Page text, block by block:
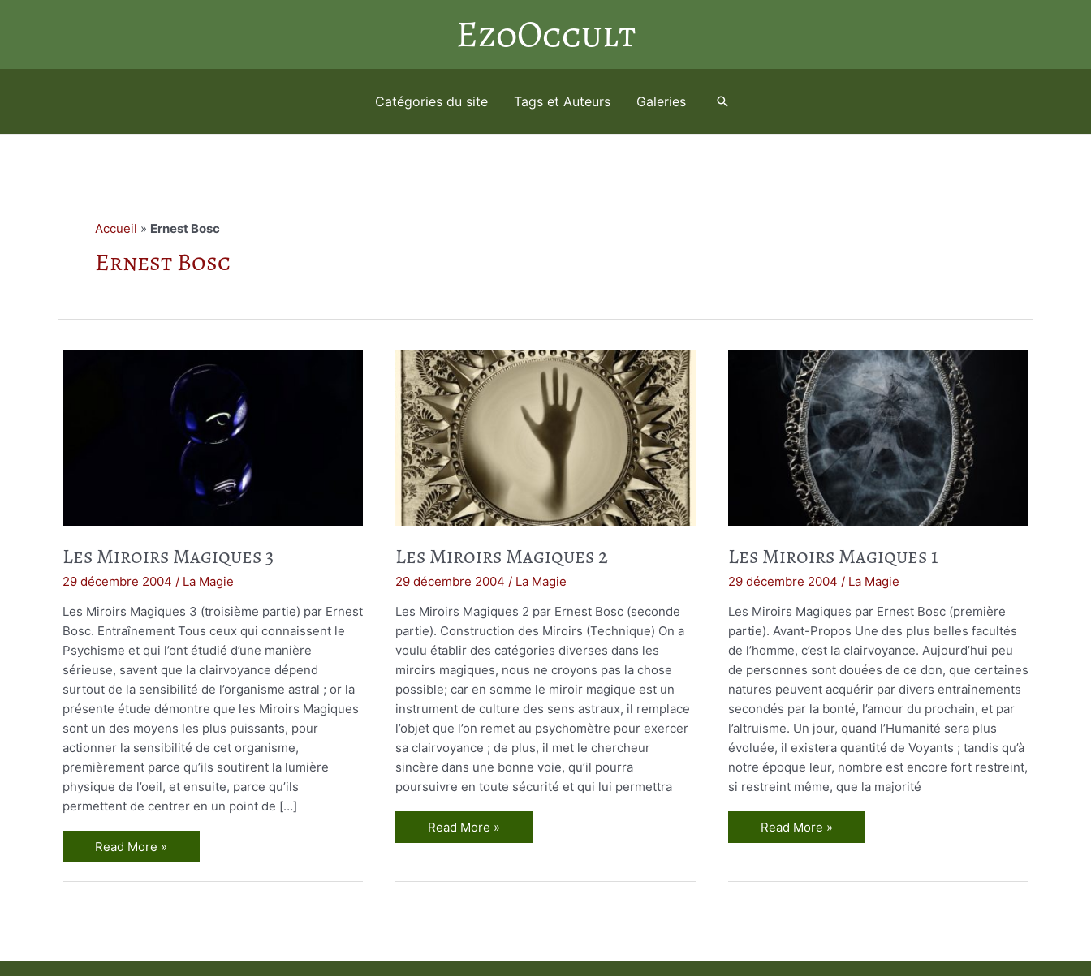
EzoOccult
Catégories du site Tags et Auteurs Galeries Rechercher
Accueil » Ernest Bosc
Ernest Bosc
Les Miroirs Magiques 3
29 décembre 2004 / La Magie
Les Miroirs Magiques 3 (troisième partie) par Ernest
Bosc. Entraînement Tous ceux qui connaissent le
Psychisme et qui l’ont étudié d’une manière
sérieuse, savent que la clairvoyance dépend
surtout de la sensibilité de l’organisme astral ; or la
présente étude démontre que les Miroirs Magiques
sont un des moyens les plus puissants, pour
actionner la sensibilité de cet organisme,
premièrement parce qu’ils soutirent la lumière
physique de l’oeil, et ensuite, parce qu’ils
permettent de centrer en un point de […]
Les
Miroirs
Magiques
3
Read More »
Les Miroirs Magiques 2
29 décembre 2004 / La Magie
Les Miroirs Magiques 2 par Ernest Bosc (seconde
partie). Construction des Miroirs (Technique) On a
voulu établir des catégories diverses dans les
miroirs magiques, nous ne croyons pas la chose
possible; car en somme le miroir magique est un
instrument de culture des sens astraux, il remplace
l’objet que l’on remet au psychomètre pour exercer
sa clairvoyance ; de plus, il met le chercheur
sincère dans une bonne voie, qu’il pourra
poursuivre en toute sécurité et qui lui permettra
Les
Miroirs
Magiques
Read More »
Les Miroirs Magiques 1
29 décembre 2004 / La Magie
Les Miroirs Magiques par Ernest Bosc (première
partie). Avant-Propos Une des plus belles facultés
de l’homme, c’est la clairvoyance. Aujourd’hui peu
de personnes sont douées de ce don, que certaines
natures peuvent acquérir par divers entraînements
secondés par la bonté, l’amour du prochain, et par
l’altruisme. Un jour, quand l’Humanité sera plus
évoluée, il existera quantité de Voyants ; tandis qu’à
notre époque leur, nombre est encore fort restreint,
si restreint même, que la majorité
Les
Miroirs
Magiques
Read More »